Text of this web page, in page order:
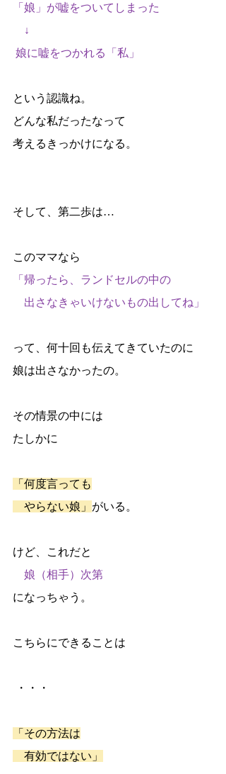
「娘」が嘘をついてしまった
↓
娘に嘘をつかれる「私」
という認識ね。
どんな私だったなって
考えるきっかけになる。
そして、第二歩は…
このママなら
「帰ったら、ランドセルの中の
出さなきゃいけないもの出してね」
って、何十回も伝えてきていたのに
娘は出さなかったの。
その情景の中には
たしかに
「何度言っても
やらない娘」 がいる。
けど、これだと
娘（相手）次第
になっちゃう。
こちらにできることは
・・・
「その方法は
有効ではない」